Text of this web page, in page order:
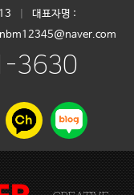
대표자명 :
nbm12345@naver.com
3630